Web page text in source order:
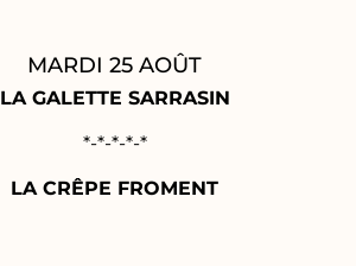
MARDI 25 AOÛT
LA GALETTE SARRASIN
*-*-*-*-*
LA CRÊPE FROMENT